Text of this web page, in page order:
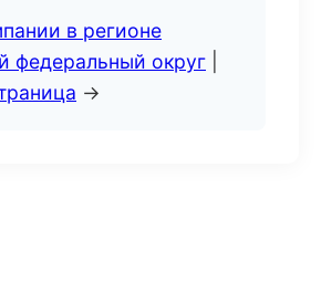
в регионе
федеральный округ
→